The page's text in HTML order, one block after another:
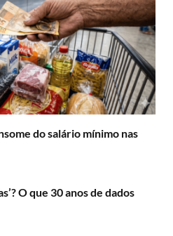
do salário mínimo nas
O que 30 anos de dados